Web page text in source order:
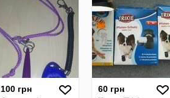
100 грн
60 грн